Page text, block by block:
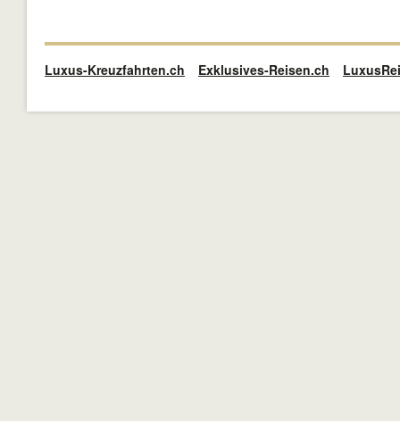
Luxus-Kreuzfahrten.ch Exklusives-Reisen.ch